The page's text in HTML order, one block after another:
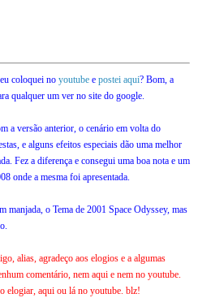
coloquei no youtube e postei aqui? Bom, a
qualquer um ver no site do google.
a versão anterior, o cenário em volta do
e alguns efeitos especiais dão uma melhor
Fez a diferença e consegui uma boa nota e um
onde a mesma foi apresentada.
manjada, o Tema de 2001 Space Odyssey, mas
alias, agradeço aos elogios e a algumas
comentário, nem aqui e nem no youtube.
elogiar, aqui ou lá no youtube. blz!